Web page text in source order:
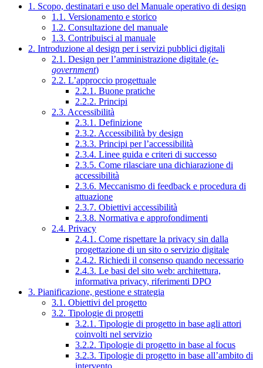
1. Scopo, destinatari e uso del Manuale operativo di design
1.1. Versionamento e storico
1.2. Consultazione del manuale
1.3. Contribuisci al manuale
2. Introduzione al design per i servizi pubblici digitali
2.1. Design per l’amministrazione digitale (e-
government)
2.2. L’approccio progettuale
2.2.1. Buone pratiche
2.2.2. Principi
2.3. Accessibilità
2.3.1. Definizione
2.3.2. Accessibilità by design
2.3.3. Principi per l’accessibilità
2.3.4. Linee guida e criteri di successo
2.3.5. Come rilasciare una dichiarazione di
accessibilità
2.3.6. Meccanismo di feedback e procedura di
attuazione
2.3.7. Obiettivi accessibilità
2.3.8. Normativa e approfondimenti
2.4. Privacy
2.4.1. Come rispettare la privacy sin dalla
progettazione di un sito o servizio digitale
2.4.2. Richiedi il consenso quando necessario
2.4.3. Le basi del sito web: architettura,
informativa privacy, riferimenti DPO
3. Pianificazione, gestione e strategia
3.1. Obiettivi del progetto
3.2. Tipologie di progetti
3.2.1. Tipologie di progetto in base agli attori
coinvolti nel servizio
3.2.2. Tipologie di progetto in base al focus
3.2.3. Tipologie di progetto in base all’ambito di
intervento